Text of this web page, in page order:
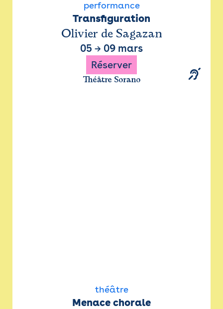
performance
Transfiguration
Olivier de Sagazan
05 → 09 mars
Réserver
Théâtre Sorano
théâtre
Menace chorale